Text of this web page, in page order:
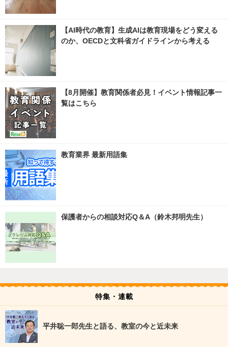
【AI時代の教育】生成AIは教育現場をどう変える
のか、OECDと文科省ガイドラインから考える
【8月開催】教育関係者必見！イベント情報記事一
覧はこちら
教育業界 最新用語集
保護者からの相談対応Q＆A（鈴木邦明先生）
特集・連載
平井聡一郎先生と語る、教室の今と近未来